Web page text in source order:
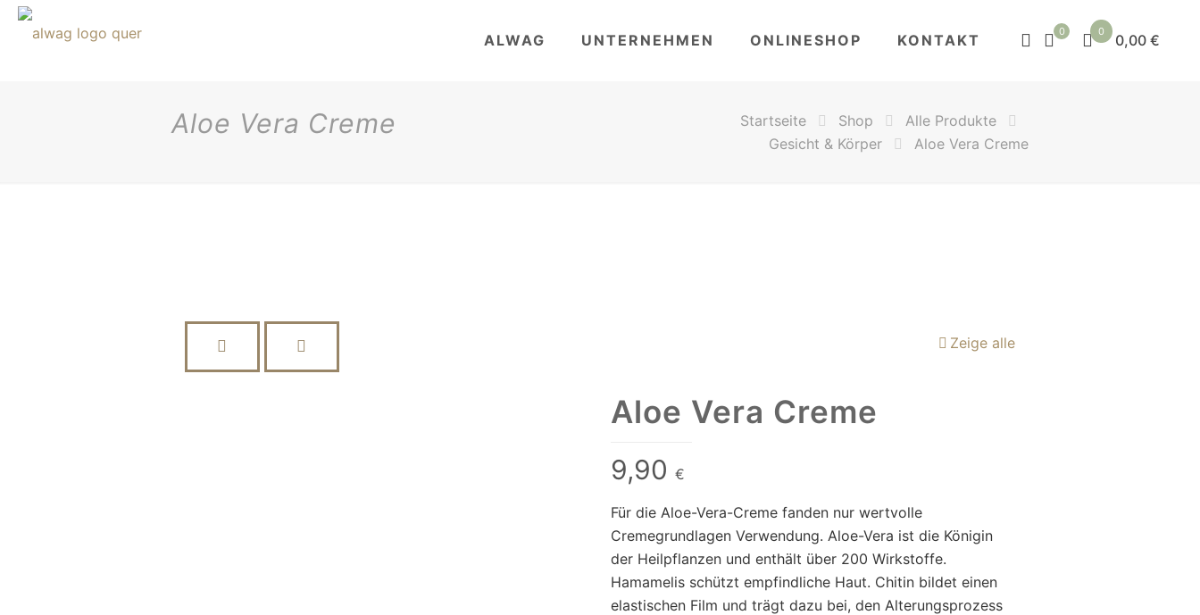
ALWAG UNTERNEHMEN ONLINESHOP KONTAKT 0 0 0,00 €
Aloe Vera Creme Startseite Shop
Alle Produkte
Gesicht & Körper
Aloe Vera Creme
Zeige alle
Aloe Vera Creme
9,90 €
Für die Aloe-Vera-Creme fanden nur wertvolle
Cremegrundlagen Verwendung. Aloe-Vera ist die Königin
der Heilpflanzen und enthält über 200 Wirkstoffe.
Hamamelis schützt empfindliche Haut. Chitin bildet einen
elastischen Film und trägt dazu bei, den Alterungsprozess